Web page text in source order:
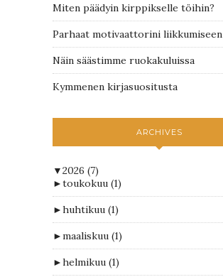
Miten päädyin kirppikselle töihin?
Parhaat motivaattorini liikkumiseen
Näin säästimme ruokakuluissa
Kymmenen kirjasuositusta
ARCHIVES
▼2026 (7)
►toukokuu (1)
►huhtikuu (1)
►maaliskuu (1)
►helmikuu (1)